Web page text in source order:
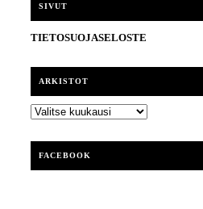
SIVUT
TIETOSUOJASELOSTE
ARKISTOT
ARKISTOT
FACEBOOK